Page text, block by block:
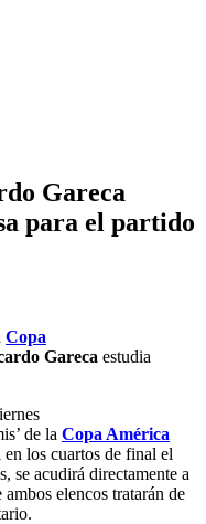
Gareca
para el partido
Copa
Gareca estudia
de la Copa América
los cuartos de final el
se acudirá directamente a
elencos tratarán de